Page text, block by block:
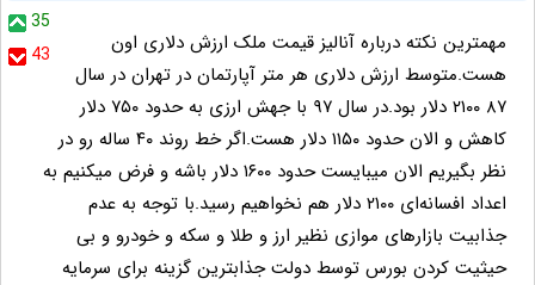
35
43
مهمترین نکته درباره آنالیز قیمت ملک ارزش دلاری اون
هست.متوسط ارزش دلاری هر متر آپارتمان در تهران در سال
۸۷ ۲۱۰۰ دلار بود.در سال ۹۷ با جهش ارزی به حدود ۷۵۰ دلار
کاهش و الان حدود ۱۱۵۰ دلار هست.اگر خط روند ۴۰ ساله رو در
نظر بگیریم الان میبایست حدود ۱۶۰۰ دلار باشه و فرض میکنیم به
اعداد افسانه‌ای ۲۱۰۰ دلار هم نخواهیم رسید.با توجه به عدم
جذابیت بازارهای موازی نظیر ارز و طلا و سکه و خودرو و بی
حیثیت کردن بورس توسط دولت جذابترین گزینه برای سرمایه